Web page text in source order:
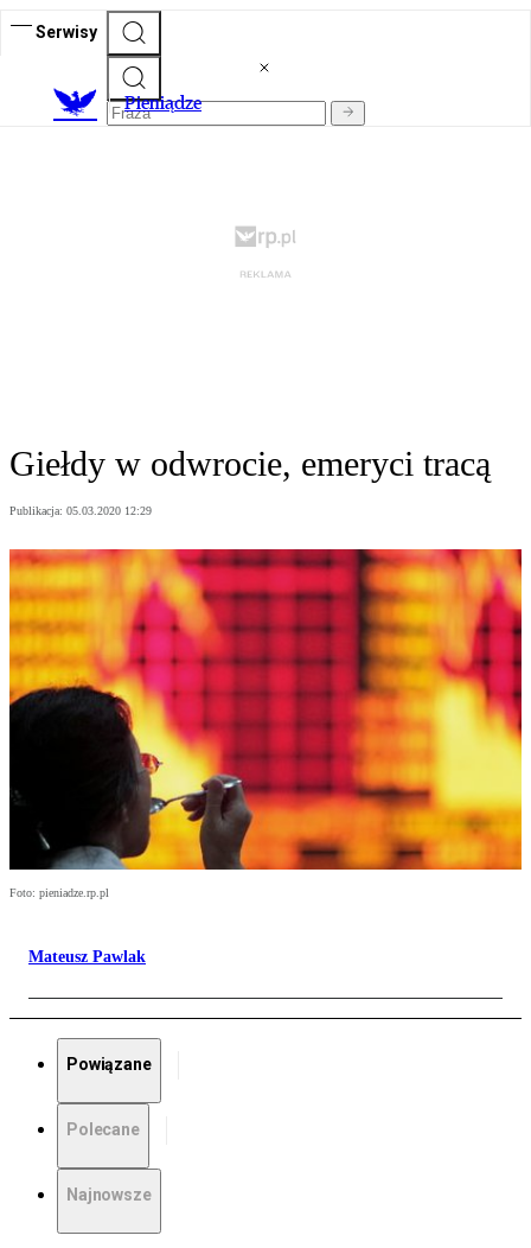
Serwisy
Pieniądze
Giełdy w odwrocie, emeryci tracą
Publikacja: 05.03.2020 12:29
Foto: pieniadze.rp.pl
Mateusz Pawlak
Powiązane
Polecane
Najnowsze